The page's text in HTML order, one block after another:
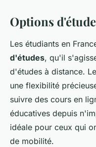
Options
Les étudiants en
d'études, qu'il
d'études à distance.
une flexibilité
suivre des cours en
éducatives depuis
idéale pour ceux qui
de mobilité.